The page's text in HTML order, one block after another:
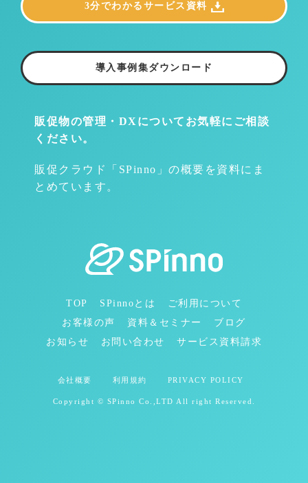
販促物の管理・DXについて お気軽にご相談
ください。
販促クラウド「SPinno」の概要を資料にま
とめています。
3分でわかるサービス資料
導入事例集ダウンロード
TOP SPinnoとは
ご利用について
お客様の声
資料＆セミナー
ブログ
お知らせ
お問い合わせ サービス資料請求
会社概要 利用規約 PRIVACY POLICY
Copyright © SPinno Co.,LTD All right Reserved.